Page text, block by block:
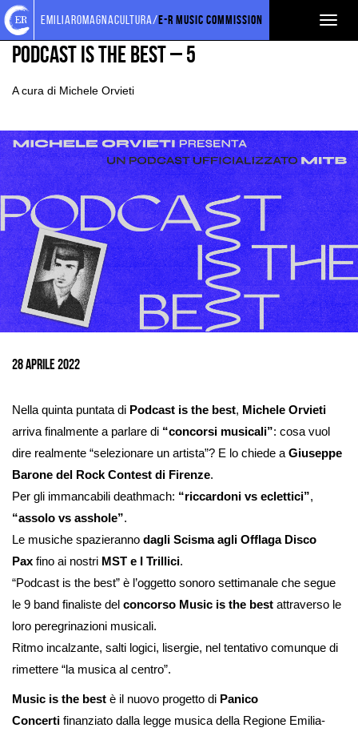
Torna
alla
home
page
Cerca
nel
sito
Salta
ai
contenuti
Salta
al
menu
principale
emiliaromagnacultura/E-R Music Commission
EVENTI E NEWS NEWS
PODCAST IS THE BEST – 5
A cura di Michele Orvieti
28 Aprile 2022
Nella quinta puntata di Podcast is the best, Michele Orvieti
arriva finalmente a parlare di “concorsi musicali”: cosa vuol
dire realmente “selezionare un artista”? E lo chiede a Giuseppe
Barone del Rock Contest di Firenze.
Per gli immancabili deathmach: “riccardoni vs eclettici”,
“assolo vs asshole”.
Le musiche spazieranno dagli Scisma agli Offlaga Disco
Pax fino ai nostri MST e I Trillici.
“Podcast is the best” è l’oggetto sonoro settimanale che segue
le 9 band finaliste del concorso Music is the best attraverso le
loro peregrinazioni musicali.
Ritmo incalzante, salti logici, lisergie, nel tentativo comunque di
rimettere “la musica al centro”.
Music is the best è il nuovo progetto di Panico
Concerti finanziato dalla legge musica della Regione Emilia-